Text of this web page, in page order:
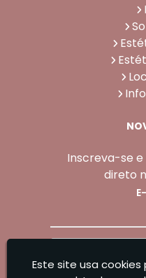
Inscreva-se
direto
Este site usa